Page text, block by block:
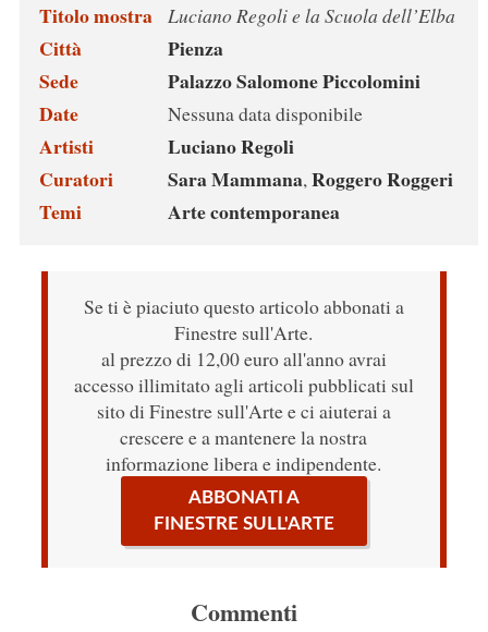
Titolo mostra Luciano Regoli e la Scuola dell’Elba
Città
Pienza
Sede
Palazzo Salomone Piccolomini
Date
Nessuna data disponibile
Artisti
Luciano Regoli
Curatori
Sara Mammana,Roggero Roggeri
Temi
Arte contemporanea
Se ti è piaciuto questo articolo abbonati a
Finestre sull'Arte.
al prezzo di 12,00 euro all'anno avrai
accesso illimitato agli articoli pubblicati sul
sito di Finestre sull'Arte e ci aiuterai a
crescere e a mantenere la nostra
informazione libera e indipendente.
ABBONATI A
FINESTRE SULL'ARTE
Commenti